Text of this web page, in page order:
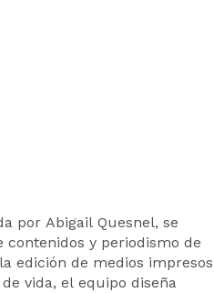
por Abigail Quesnel, se
y periodismo de
edición de medios impresos
vida, el equipo diseña